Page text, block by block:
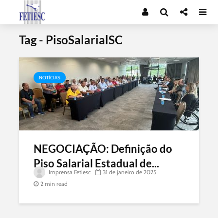
Tag - PisoSalarialSC
NOTÍCIAS
NEGOCIAÇÃO: Definição do
Piso Salarial Estadual de...
Imprensa Fetiesc
31 de janeiro de 2025
2 min read